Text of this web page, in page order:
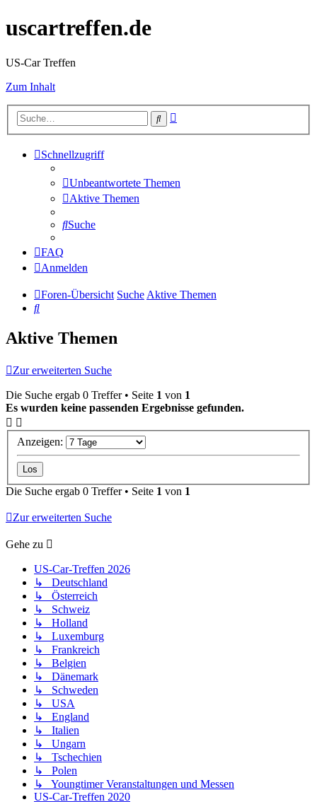
uscartreffen.de
US-Car Treffen
Zum Inhalt
Suche
Schnellzugriff
Unbeantwortete Themen
Aktive Themen
Suche
FAQ
Anmelden
Foren-Übersicht SucheAktive Themen
Suche
Aktive Themen
Zur erweiterten Suche
Die Suche ergab 0 Treffer • Seite 1 von 1
Es wurden keine passenden Ergebnisse gefunden.
Anzeigen:
Die Suche ergab 0 Treffer • Seite 1 von 1
Zur erweiterten Suche
Gehe zu
US-Car-Treffen 2026
↳ Deutschland
↳ Österreich
↳ Schweiz
↳ Holland
↳ Luxemburg
↳ Frankreich
↳ Belgien
↳ Dänemark
↳ Schweden
↳ USA
↳ England
↳ Italien
↳ Ungarn
↳ Tschechien
↳ Polen
↳ Youngtimer Veranstaltungen und Messen
US-Car-Treffen 2020